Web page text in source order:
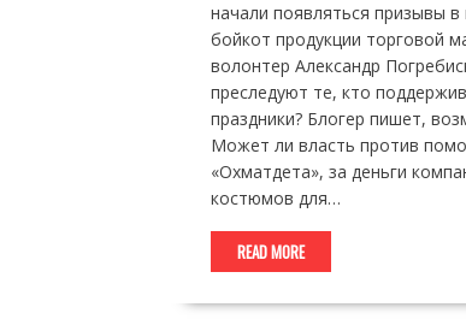
начали появляться призывы в
бойкот продукции торговой
волонтер Александр
преследуют те, кто
праздники? Блогер пишет,
Может ли власть против
«Охматдета», за деньги
костюмов для…
READ MORE